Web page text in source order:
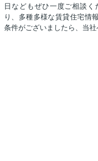
日などもぜひ一度ご相談
り、多種多様な賃貸住宅情
条件がございましたら、当社